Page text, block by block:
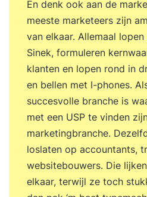
inspirerende en
tweedaagse training
Financiële Managers’
weken gegeven. De
inspirerende inleidingen,
en reflectiemomenten die
in je werk. Tussen de twee
pas je het geleerde
Tijdens de tweede
samen met de trainer en
inzichten en resultaten. Je
een persoonlijke
En denk ook aan de
meeste marketeers zijn
van elkaar. Allemaal
Sinek, formuleren
klanten en lopen rond in
en bellen met I-phones.
succesvolle branche is
met een USP te vinden
marketingbranche.
loslaten op accountants,
websitebouwers. Die
elkaar, terwijl ze toch